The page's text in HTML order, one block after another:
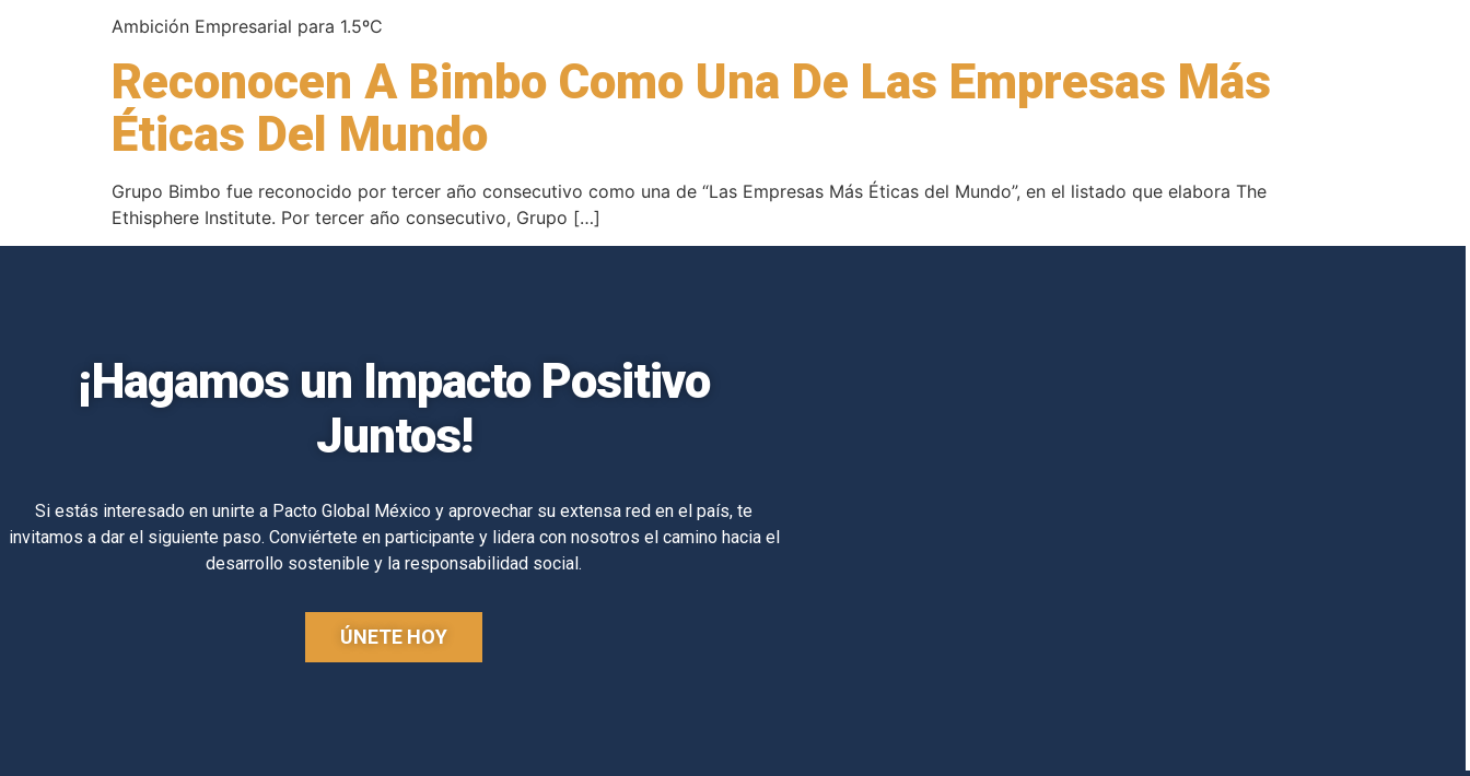
Ambición Empresarial para 1.5ºC
Reconocen A Bimbo Como Una De Las Empresas Más
Éticas Del Mundo
Grupo Bimbo fue reconocido por tercer año consecutivo como una de “Las Empresas Más Éticas del Mundo”, en el listado que elabora The
Ethisphere Institute. Por tercer año consecutivo, Grupo […]
¡Hagamos un Impacto Positivo
Juntos!
Si estás interesado en unirte a Pacto Global México y aprovechar su extensa red en el país, te
invitamos a dar el siguiente paso. Conviértete en participante y lidera con nosotros el camino hacia el
desarrollo sostenible y la responsabilidad social.
ÚNETE HOY